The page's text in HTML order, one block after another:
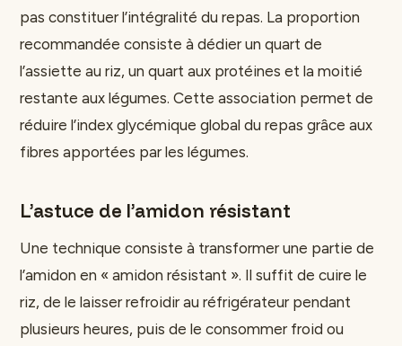
pas constituer l’intégralité du repas. La proportion
recommandée consiste à dédier un quart de
l’assiette au riz, un quart aux protéines et la moitié
restante aux légumes. Cette association permet de
réduire l’index glycémique global du repas grâce aux
fibres apportées par les légumes.
L’astuce de l’amidon résistant
Une technique consiste à transformer une partie de
l’amidon en « amidon résistant ». Il suffit de cuire le
riz, de le laisser refroidir au réfrigérateur pendant
plusieurs heures, puis de le consommer froid ou